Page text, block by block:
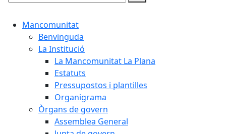
Cercar:
Mancomunitat
Benvinguda
La Institució
La Mancomunitat La Plana
Estatuts
Pressupostos i plantilles
Organigrama
Òrgans de govern
Assemblea General